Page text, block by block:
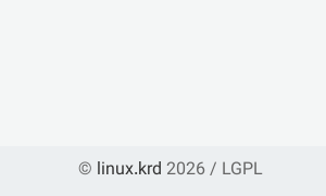
© linux.krd 2026 / LGPL